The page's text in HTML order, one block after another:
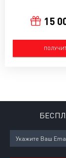
15